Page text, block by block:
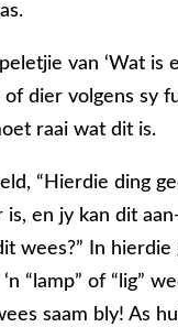
van ‘Wat is
dier volgens sy
raai wat dit is.
“Hierdie ding
is, en jy kan dit
wees?” In hierdie
“lamp” of “lig”
saam bly! As